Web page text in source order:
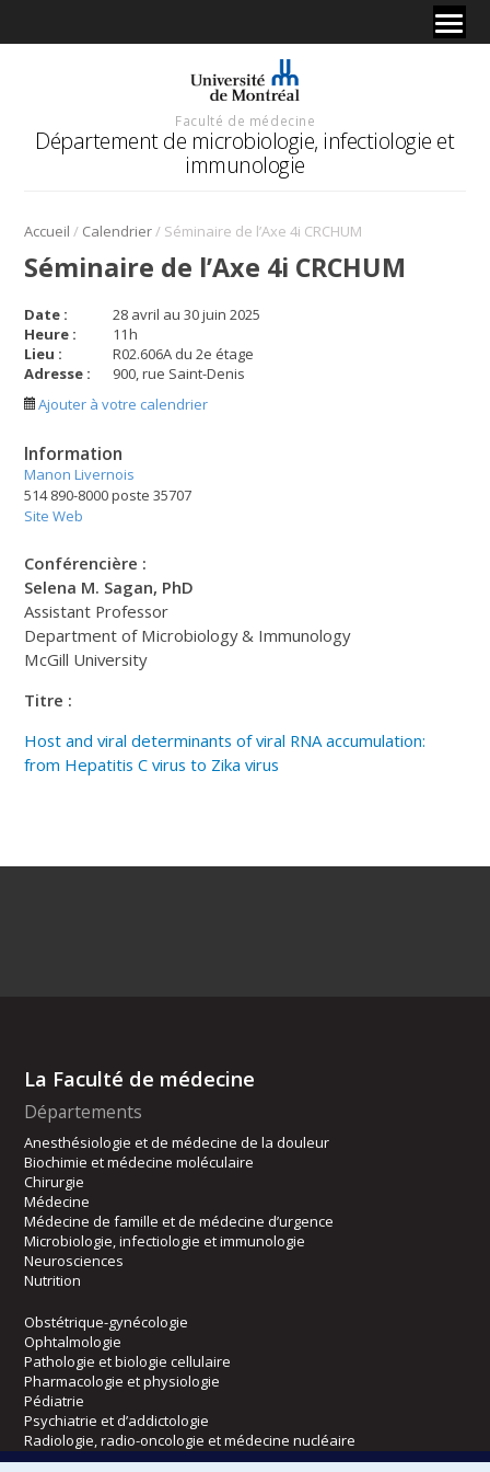
Faculté de médecine
Département de microbiologie, infectiologie et
immunologie
Accueil / Calendrier/ Séminaire de l’Axe 4i CRCHUM
Séminaire de l’Axe 4i CRCHUM
Date :
28 avril au 30 juin 2025
Heure :
11h
Lieu :
R02.606A du 2e étage
Adresse :
900, rue Saint-Denis
Ajouter à votre calendrier
Information
Manon Livernois
514 890-8000 poste 35707
Site Web
Conférencière :
Selena M. Sagan, PhD
Assistant Professor
Department of Microbiology & Immunology
McGill University
Titre :
Host and viral determinants of viral RNA accumulation:
from Hepatitis C virus to Zika virus
La Faculté de médecine
Départements
Anesthésiologie et de médecine de la douleur
Biochimie et médecine moléculaire
Chirurgie
Médecine
Médecine de famille et de médecine d’urgence
Microbiologie, infectiologie et immunologie
Neurosciences
Nutrition
Obstétrique-gynécologie
Ophtalmologie
Pathologie et biologie cellulaire
Pharmacologie et physiologie
Pédiatrie
Psychiatrie et d’addictologie
Radiologie, radio-oncologie et médecine nucléaire